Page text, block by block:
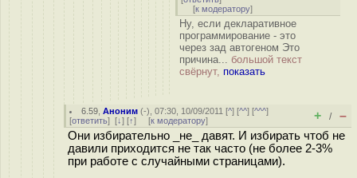
[к модератору]
Ну, если декларативное
программирование - это
через зад автогеном Это
причина... большой текст
свёрнут, показать
6.59 ,Аноним (-), 07:30, 10/09/2011 [^] [^^] [^^^]
[ответить] [↓] [↑] [к модератору] + / –
Они избирательно _не_ давят. И избирать чтоб не
давили приходится не так часто (не более 2-3%
при работе с случайными страницами).